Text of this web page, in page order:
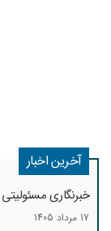
آخرین اخبار
خبرنگاری
17 مرداد 1405